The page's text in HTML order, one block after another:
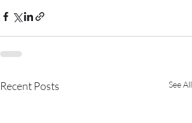
Recent Posts See All